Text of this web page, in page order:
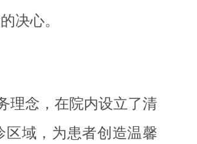
决心。
理念，在院内设立了清
域，为患者创造温馨